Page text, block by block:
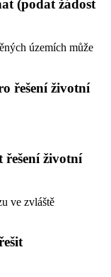
(podat žádost
územích může
řešení životní
řešení životní
ve zvláště